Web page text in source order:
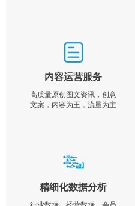
内容运营服务
高质量原创图文资讯，创意
文案，内容为王，流量为主
精细化数据分析